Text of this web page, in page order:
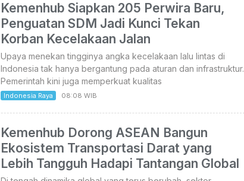
Kemenhub Siapkan 205 Perwira Baru,
Penguatan SDM Jadi Kunci Tekan
Korban Kecelakaan Jalan
Upaya menekan tingginya angka kecelakaan lalu lintas di
Indonesia tak hanya bergantung pada aturan dan infrastruktur.
Pemerintah kini juga memperkuat kualitas
Indonesia Raya 08:08 WIB
Kemenhub Dorong ASEAN Bangun
Ekosistem Transportasi Darat yang
Lebih Tangguh Hadapi Tantangan Global